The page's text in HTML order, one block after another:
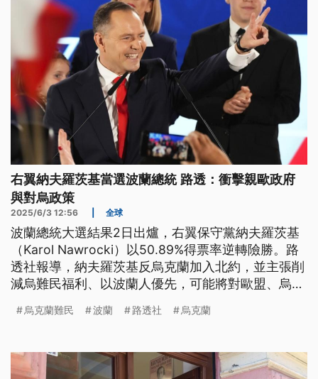
右翼納夫羅茨基當選波蘭總統 路透：衝擊親歐政府
與對烏政策
2025/6/3 12:56 全球
波蘭總統大選結果2日出爐，右翼保守黨納夫羅茨基
（Karol Nawrocki）以50.89%得票率逆轉險勝。路
透社報導，納夫羅茨基反烏克蘭加入北約，並主張削
減烏難民福利、以波蘭人優先，可能將對歐盟、烏克
烏克蘭難民 波蘭 路透社 烏克蘭